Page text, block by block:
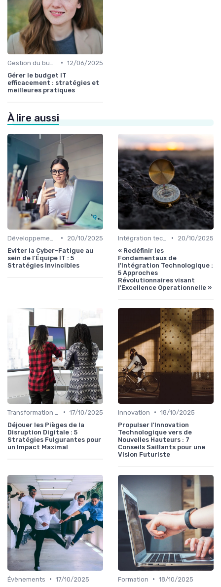
• 12/06/2025
Gérer le budget IT
efficacement : stratégies et
meilleures pratiques
À lire aussi
•
20/10/2025
Eviter la Cyber-Fatigue au
sein de l'Équipe IT : 5
Stratégies Invincibles
•
20/10/2025
« Redéfinir les
Fondamentaux de
l'Intégration Technologique :
5 Approches
Révolutionnaires visant
l'Excellence Operationnelle »
• 17/10/2025
Déjouer les Pièges de la
Disruption Digitale : 5
Stratégies Fulgurantes pour
un Impact Maximal
Innovation • 18/10/2025
Propulser l'Innovation
Technologique vers de
Nouvelles Hauteurs : 7
Conseils Saillants pour une
Vision Futuriste
Évènements • 17/10/2025
Formation • 18/10/2025